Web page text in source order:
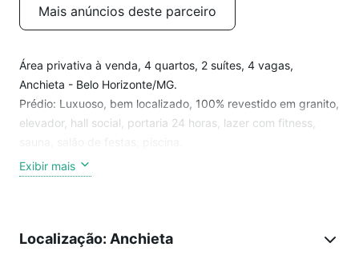
Mais anúncios deste parceiro
Área privativa à venda, 4 quartos, 2 suítes, 4 vagas,
Anchieta - Belo Horizonte/MG.
Prédio: Luxuoso, bem localizado, 100% revestido em granito,
elevador, hall social, portaria 24 horas, lazer com fitness,
Apto: Ótimo apartamento com salão para 03 ambientes (piso
granito com armários, área de serviços, dce, e duas áreas
Exibir mais
Localização: Anchieta